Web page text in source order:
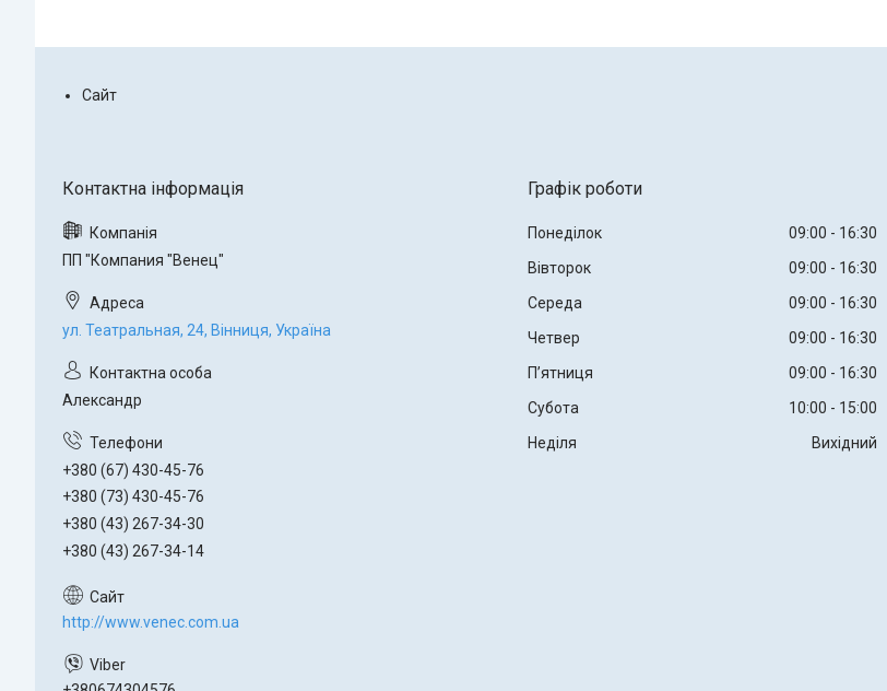
Сайт
ПП "Компания "Венец"
ул. Театральная, 24, Вінниця, Україна
Александр
+380 (67) 430-45-76
+380 (73) 430-45-76
+380 (43) 267-34-30
+380 (43) 267-34-14
http://www.venec.com.ua
Графік роботи
Понеділок 09:00
16:30
Вівторок
09:00
16:30
Середа
09:00
16:30
Четвер
09:00
16:30
Пʼятниця
09:00
16:30
Субота
10:00
15:00
Неділя
Вихідний